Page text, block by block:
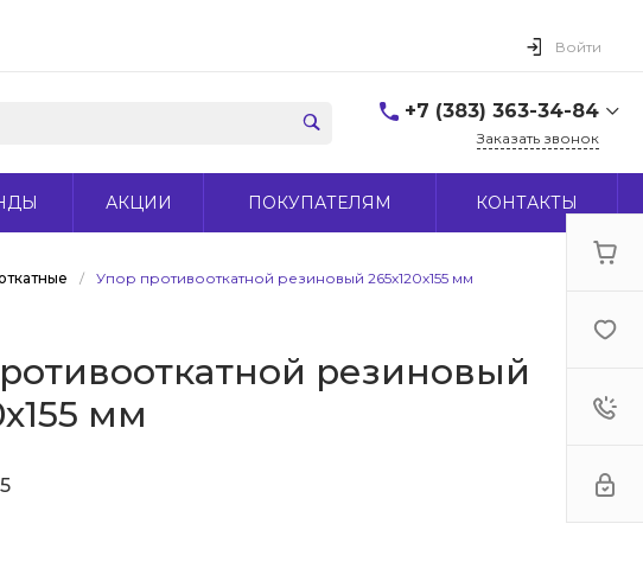
Войти
+7 (383) 363-34-84
г. Новосибирск, ул.
Заказать звонок
АКЦИИ ПОКУПАТЕЛЯМ КОНТАКТЫ
/ Упор противооткатной резиновый 265х120х155 мм
резиновый
мм